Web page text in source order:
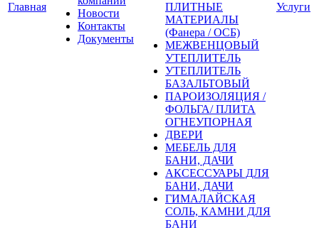
Главная
Новости
Контакты
Документы
ПЛИТНЫЕ
МАТЕРИАЛЫ
(Фанера / ОСБ)
МЕЖВЕНЦОВЫЙ
УТЕПЛИТЕЛЬ
УТЕПЛИТЕЛЬ
БАЗАЛЬТОВЫЙ
ПАРОИЗОЛЯЦИЯ /
ФОЛЬГА/ ПЛИТА
ОГНЕУПОРНАЯ
ДВЕРИ
МЕБЕЛЬ ДЛЯ
БАНИ, ДАЧИ
АКСЕССУАРЫ ДЛЯ
БАНИ, ДАЧИ
ГИМАЛАЙСКАЯ
СОЛЬ, КАМНИ ДЛЯ
БАНИ
Услуги